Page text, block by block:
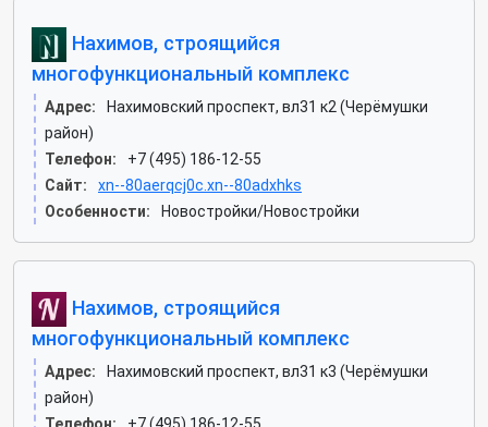
Нахимов, строящийся
многофункциональный комплекс
Адрес:
Нахимовский проспект, вл31 к2 (Черёмушки
район)
Телефон:
+7 (495) 186-12-55
Сайт:
xn--80aerqcj0c.xn--80adxhks
Особенности:
Новостройки/Новостройки
Нахимов, строящийся
многофункциональный комплекс
Адрес:
Нахимовский проспект, вл31 к3 (Черёмушки
район)